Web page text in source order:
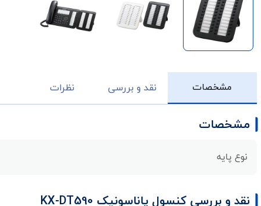
مشخصات نقد و بررسی نظرات
مشخصات
نوع پایه
نقد و بررسی کنسول پاناسونیک KX-DT590